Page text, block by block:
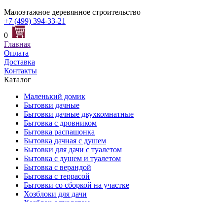
Малоэтажное деревянное строительство
+7 (499) 394-33-21
0
Главная
Оплата
Доставка
Контакты
Каталог
Маленький домик
Бытовки дачные
Бытовки дачные двухкомнатные
Бытовка с дровником
Бытовка распашонка
Бытовка дачная с душем
Бытовки для дачи с туалетом
Бытовка с душем и туалетом
Бытовка с верандой
Бытовка с террасой
Бытовки со сборкой на участке
Хозблоки для дачи